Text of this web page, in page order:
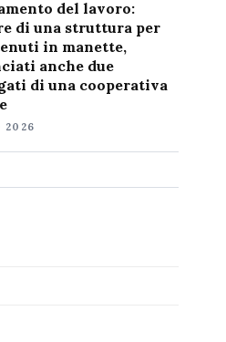
del lavoro:
di una struttura per
in manette,
anche due
di una cooperativa
2026